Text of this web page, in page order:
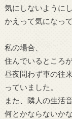
気にしないようにし
かえって気になっ
私の場合、
住んでいるところ
昼夜問わず車の往
っていました。
また、隣人の生活
何とかならないか